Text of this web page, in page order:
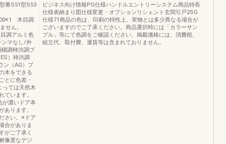
番S51型S53
木目調
せん。
調アルミ色
ンマなし/外
調柿渋調ブ
）柿渋調
ン（AG）ブ
木をできる
とに色差・
っては天然木
ています。
が濃いドア本
あります。
さい。※ドア
合がありま
がご了承く
像度なデジ
ビジネス向け情報PG仕様ハンドルエントリーシステム商品特長
仕様表納まり図仕様変更・オプションリシェント玄関引戸2SG
仕様71商品の色は、印刷の特性上、実物とは多少異なる場合が
ございますのでご了承ください。商品選択時には「カラーサン
プル」等にて色調をご確認ください。掲載価格には、消費税、
組立代、取付費、運賃等は含まれておりません。